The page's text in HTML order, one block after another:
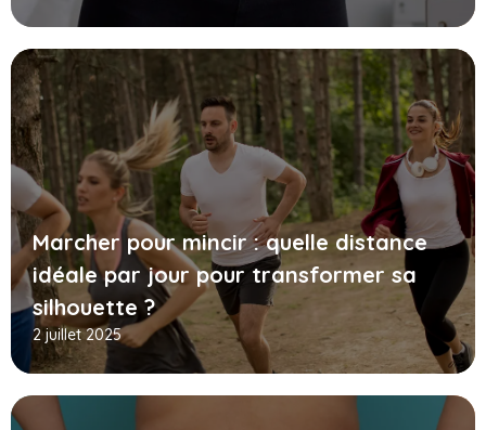
Marcher pour mincir : quelle distance
idéale par jour pour transformer sa
silhouette ?
2 juillet 2025